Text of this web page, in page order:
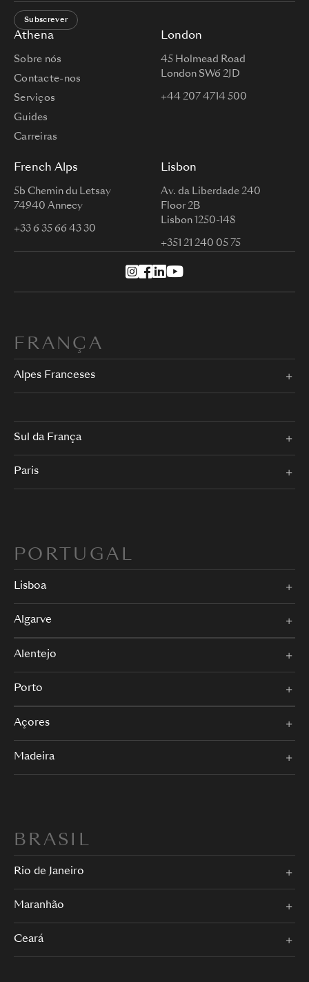
Athena
Sobre nós
Contacte-nos
Serviços
Guides
Carreiras
London
45 Holmead Road
London SW6 2JD
+44 207 4714 500
French Alps
5b Chemin du Letsay
74940 Annecy
+33 6 35 66 43 30
Lisbon
Av. da Liberdade 240
Floor 2B
Lisbon 1250-148
+351 21 240 05 75
Subscrever
FRANÇA
Alpes Franceses
Sul da França
Paris
PORTUGAL
Lisboa
Algarve
Alentejo
Porto
Açores
Madeira
BRASIL
Rio de Janeiro
Maranhão
Ceará